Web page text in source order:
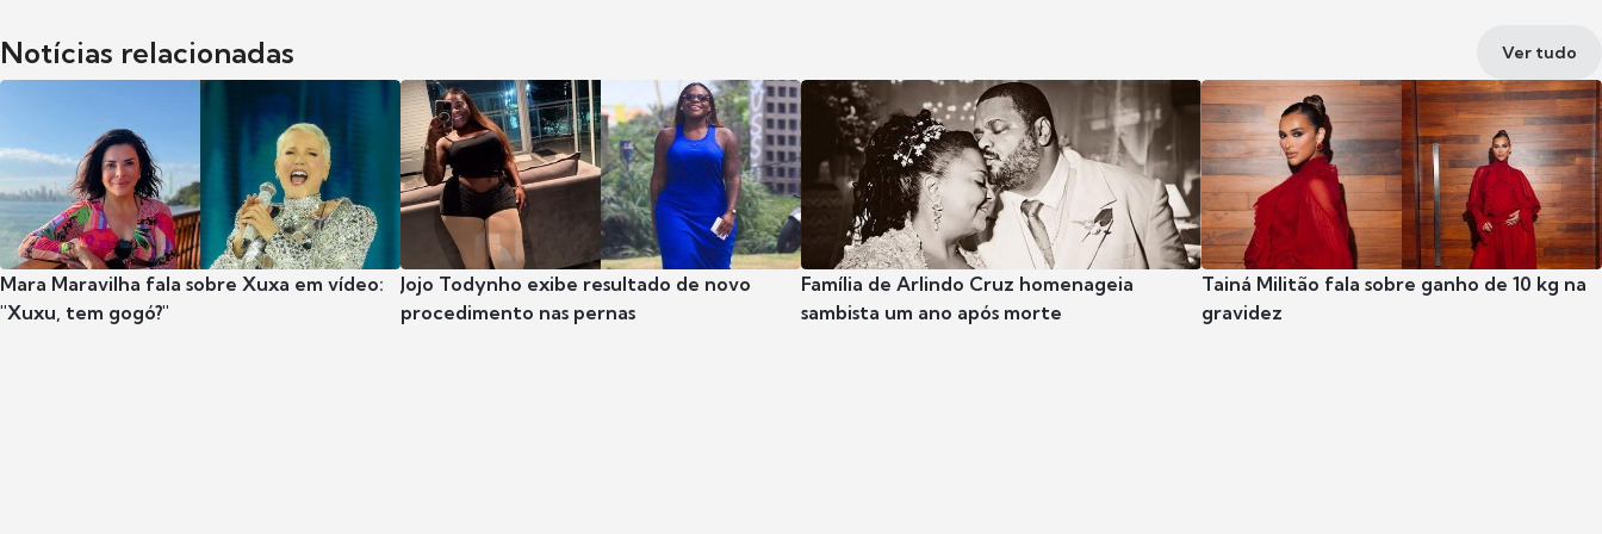
Notícias relacionadas Ver tudo
Mara Maravilha fala sobre Xuxa em vídeo:
"Xuxu, tem gogó?"
Jojo Todynho exibe resultado de novo
procedimento nas pernas
Família de Arlindo Cruz homenageia
sambista um ano após morte
Tainá Militão fala sobre ganho de 10 kg na
gravidez